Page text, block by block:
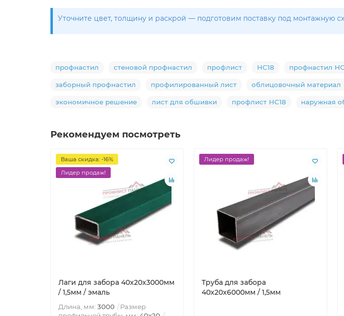
Уточните цвет, толщину и раскрой — подготовим поставку под монтажную
профнастил стеновой профнастил профлист НС18 профнастил
заборный профнастил профилированный лист облицовочный материал
экономичное решение лист для обшивки профлист НС18 наружная
Рекомендуем посмотреть
Ваша скидка: -16%
Лидер продаж!
Лаги для забора 40х20x3000мм
/ 1,5мм / эмаль
Длина, мм: 3000
Размер
Лидер продаж!
Труба для забора
40х20x6000мм / 1,5мм